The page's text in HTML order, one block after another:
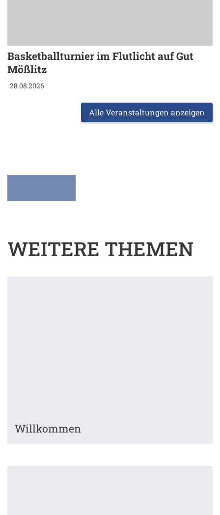
Basketballturnier im Flutlicht auf Gut
Mößlitz
28.08.2026
Alle Veranstaltungen anzeigen
WEITERE THEMEN
Willkommen